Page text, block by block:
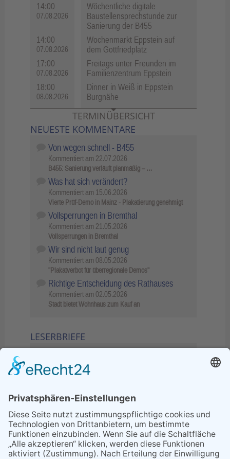
14:00
07.08.2026
Wöchentliche digitale
Baustellensprechstunde zur
Sanierung der B455
14:00
07.08.2026
Wochenmarkt Eppstein auf
dem Gottfriedplatz
17:00
07.08.2026
Freitags unter Freunden im
Familienzentrum Eppstein
18:00
08.08.2026
Dinner in Weiß in Eppstein
Burgnähe
TERMINÜBERSICHT
NEUESTE KOMMENTARE
Von wegen schnell - B455
Kommentiert am 22.07.2026
B455: Sanierung verläuft planmäßig – …
Was hat sich verändert?
Kommentiert am 15.06.2026
Vierte Prüf-Demo in Mainz - Plakatierung genehmigt
Vollsperrungen in Bremthal
Kommentiert am 21.05.2026
Vollsperrungen in Bremthal
Wir sind nicht laut genug
Kommentiert am 08.05.2026
"Plakatverbot für überregionale Demos"
Richtige Entscheidung des Rathauses
Kommentiert am 02.05.2026
Stadt bietet Wohnhaus zum Kauf an
LESERBRIEFE
Sperrung B455: Kleiner
Grenzverkehr statt weite Wege
21.04.2026
Wenn Bahn-Computer nicht
miteinander kommunizieren
11.03.2026
"Plakatverbot für überregionale
Demos"